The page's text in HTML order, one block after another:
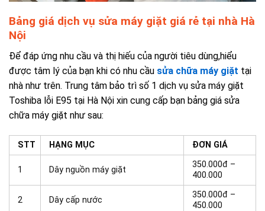
Bảng giá dịch vụ sửa máy giặt giá rẻ tại nhà Hà
Nội
Để đáp ứng nhu cầu và thị hiếu của người tiêu dùng,hiểu
được tâm lý của bạn khi có nhu cầu sửa chữa máy giặt tại
nhà như trên. Trung tâm bảo trì số 1 dịch vụ sửa máy giặt
Toshiba lỗi E95 tại Hà Nội xin cung cấp bạn bảng giá sửa
chữa máy giặt như sau:
STT HẠNG MỤC ĐƠN GIÁ
1 Dây nguồn máy giặt
350.000đ –
400.000
2 Dây cấp nước
350.000đ –
450.000